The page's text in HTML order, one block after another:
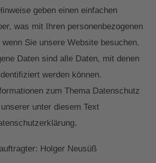
geben einen einfachen
was mit Ihren personenbezogenen
Sie unsere Website besuchen.
Daten sind alle Daten, mit denen
werden können.
zum Thema Datenschutz
unter diesem Text
Holger Neusüß